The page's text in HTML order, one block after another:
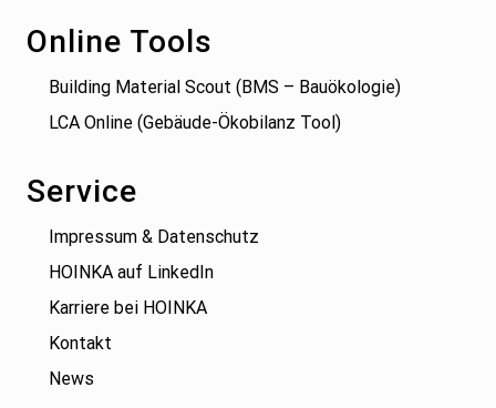
Online Tools
Building Material Scout (BMS – Bauökologie)
LCA Online (Gebäude-Ökobilanz Tool)
Service
Impressum & Datenschutz
HOINKA auf LinkedIn
Karriere bei HOINKA
Kontakt
News